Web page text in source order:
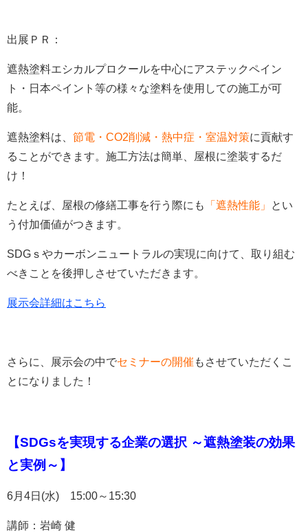
出展ＰＲ：
遮熱塗料エシカルプロクールを中心にアステックペイン
ト・日本ペイント等の様々な塗料を使用しての施工が可
能。
遮熱塗料は、 節電・CO2削減・熱中症・室温対策に貢献す
ることができます。施工方法は簡単、屋根に塗装するだ
け！
たとえば、屋根の修繕工事を行う際にも 「遮熱性能」
とい
う付加価値がつきます。
SDGｓやカーボンニュートラルの実現に向けて、取り組む
べきことを後押しさせていただきます。
展示会詳細はこちら
さらに、展示会の中でセミナーの開催 もさせていただくこ
とになりました！
【SDGsを実現する企業の選択 ～遮熱塗装の効果
と実例～】
6月4日(水) 15:00～15:30
講師：岩崎 健